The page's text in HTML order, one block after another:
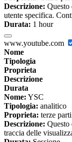
Descrizione: Questo
utente specifica.
Durata: 1 hour
www.youtube.com
Nome
Tipologia
Proprieta
Descrizione
Durata
Nome: YSC
Tipologia: analitico
Proprieta: terze parti
Descrizione: Questo
traccia delle